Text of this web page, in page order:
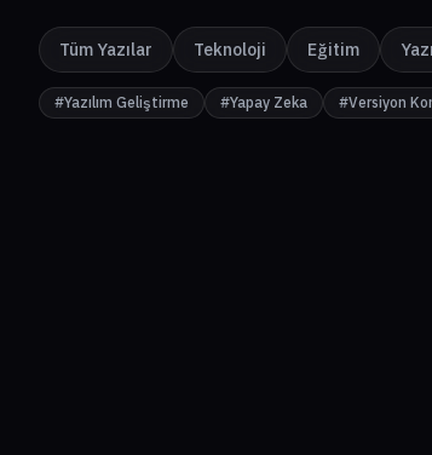
Tüm Yazılar Teknoloji Eğitim
#Yazılım Geliştirme #Yapay Zeka #Versiyon